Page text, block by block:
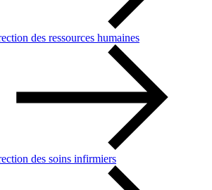
des ressources humaines
des soins infirmiers